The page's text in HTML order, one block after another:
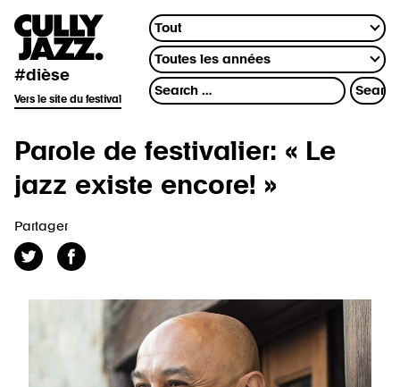
#dièse
Vers le site du festival
Parole de festivalier: « Le
jazz existe encore! »
Partager